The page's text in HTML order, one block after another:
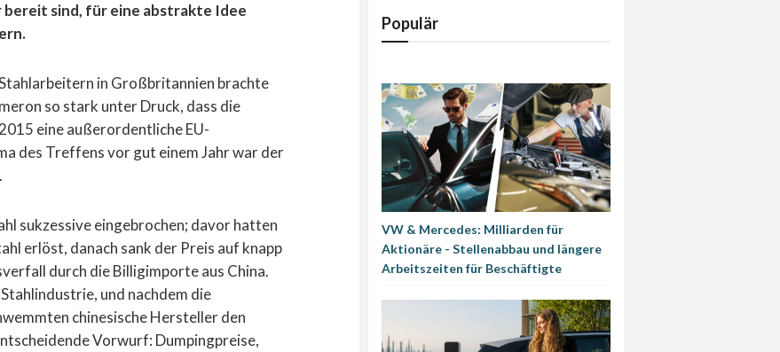
sind, für eine abstrakte Idee
in Großbritannien brachte
so stark unter Druck, dass die
eine außerordentliche EU-
des Treffens vor gut einem Jahr war der
sukzessive eingebrochen; davor hatten
erlöst, danach sank der Preis auf knapp
durch die Billigimporte aus China.
und nachdem die
chinesische Hersteller den
Vorwurf: Dumpingpreise,
Populär
VW & Mercedes: Milliarden für
Aktionäre - Stellenabbau und längere
Arbeitszeiten für Beschäftigte